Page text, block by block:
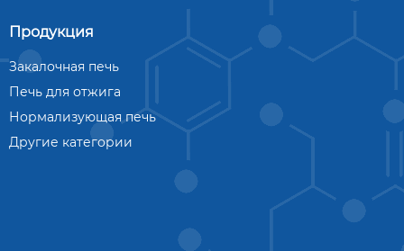
Продукция
Закалочная печь
Печь для отжига
Нормализующая печь
Другие категории